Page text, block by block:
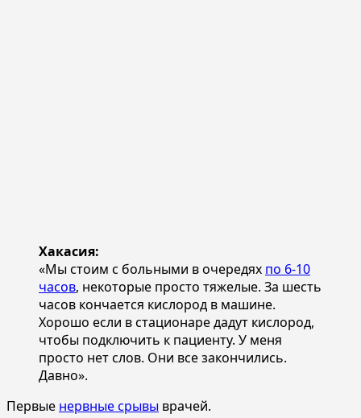
Хакасия:
«Мы стоим с больными в очередях по 6-10
часов, некоторые просто тяжелые. За шесть
часов кончается кислород в машине.
Хорошо если в стационаре дадут кислород,
чтобы подключить к пациенту. У меня
просто нет слов. Они все закончились.
Давно».
Первые нервные срывы врачей.